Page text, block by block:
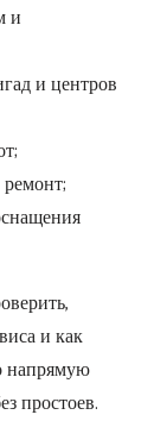
и
и центров
и как
напрямую
простоев.